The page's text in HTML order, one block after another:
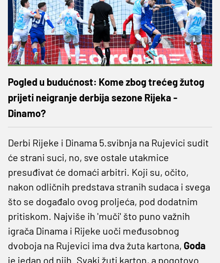
Pogled u budućnost: Kome zbog trećeg žutog
prijeti neigranje derbija sezone Rijeka -
Dinamo?
Derbi Rijeke i Dinama 5.svibnja na Rujevici sudit
će strani suci, no, sve ostale utakmice
presuđivat će domaći arbitri. Koji su, očito,
nakon odličnih predstava stranih sudaca i svega
što se događalo ovog proljeća, pod dodatnim
pritiskom. Najviše ih 'muči' što puno važnih
igrača Dinama i Rijeke uoči međusobnog
dvoboja na Rujevici ima dva žuta kartona, Goda
je jedan od njih. Svaki žuti karton, a pogotovo